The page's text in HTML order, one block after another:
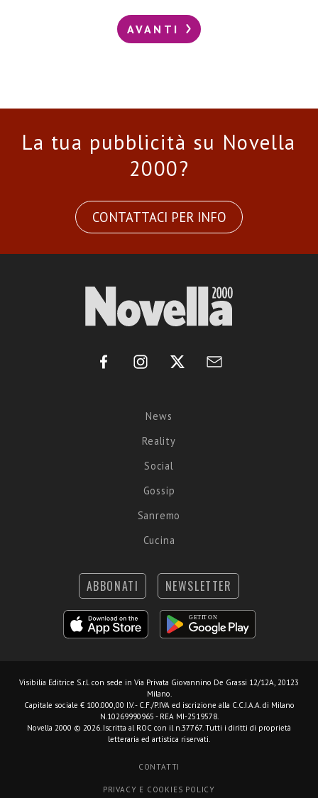
AVANTI
La tua pubblicità su Novella
2000?
CONTATTACI PER INFO
News
Reality
Social
Gossip
Sanremo
Cucina
ABBONATI NEWSLETTER
Visibilia Editrice S.r.l. con sede in Via Privata Giovannino De Grassi 12/12A, 20123
Milano.
Capitale sociale € 100.000,00 I.V. - C.F./P.IVA ed iscrizione alla C.C.I.A.A. di Milano
N.10269990965 - REA MI-2519578.
Novella 2000 © 2026. Iscritta al ROC con il n.37767. Tutti i diritti di proprietà
letteraria ed artistica riservati.
CONTATTI
PRIVACY E COOKIES POLICY